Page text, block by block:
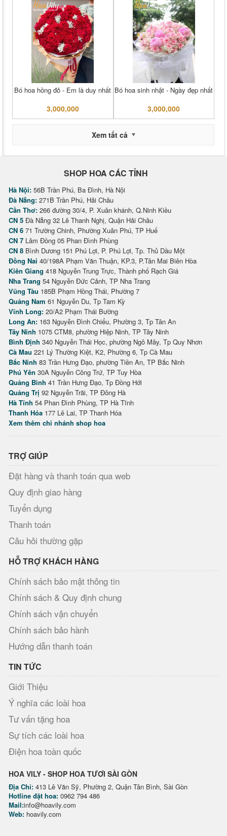
Bó hoa hồng đỏ - Em là duy nhất
3,000,000
Bó hoa sinh nhật - Ngày đẹp nhất
3,000,000
Xem tất cả
SHOP HOA CÁC TỈNH
Hà Nội: 56B Trần Phú, Ba Đình, Hà Nội
Đà Nẵng: 271B Trần Phú, Hải Châu
Cần Thơ: 266 đường 30/4, P. Xuân khánh, Q.Ninh Kiều
CN 5 Đà Nẵng 32 Lê Thanh Nghị, Quận Hải Châu
CN 6 71 Trường Chinh, Phường Xuân Phú, TP Huế
CN 7 Lâm Đồng 05 Phan Đình Phùng
CN 8 Bình Dương 151 Phú Lợi, P. Phú Lợi, Tp. Thủ Dầu Một
Đồng Nai 40/198A Phạm Văn Thuận, KP.3, P.Tân Mai Biên Hòa
Kiên Giang 418 Nguyễn Trung Trực, Thành phố Rạch Giá
Nha Trang 54 Nguyễn Đức Cảnh, TP Nha Trang
Vũng Tàu 185B Phạm Hồng Thái, Phường 7
Quảng Nam 61 Nguyễn Du, Tp Tam Kỳ
Vĩnh Long: 20/A2 Phạm Thái Bường
Long An: 163 Nguyễn Đình Chiểu, Phường 3, Tp Tân An
Tây Ninh 1075 CTM8, phường Hiệp Ninh, TP Tây Ninh
Bình Định 340 Nguyễn Thái Học, phường Ngô Mây, Tp Quy Nhơn
Cà Mau 221 Lý Thường Kiệt, K2, Phường 6, Tp Cà Mau
Bắc Ninh 83 Trần Hưng Đạo, phường Tiền An, TP Bắc Ninh
Phú Yên 30A Nguyễn Công Trứ, TP Tuy Hòa
Quảng Bình 41 Trần Hưng Đạo, Tp Đồng Hới
Quảng Trị 92 Nguyễn Trãi, TP Đông Hà
Hà Tĩnh 54 Phan Đình Phùng, TP Hà Tĩnh
Thanh Hóa 177 Lê Lai, TP Thanh Hóa
Xem thêm chi nhánh shop hoa
TRỢ GIÚP
Đặt hàng và thanh toán qua web
Quy định giao hàng
Tuyển dụng
Thanh toán
Câu hỏi thường gặp
HỖ TRỢ KHÁCH HÀNG
Chính sách bảo mật thông tin
Chính sách & Quy định chung
Chính sách vận chuyển
Chính sách bảo hành
Hướng dẫn thanh toán
TIN TỨC
Giới Thiệu
Ý nghĩa các loài hoa
Tư vấn tặng hoa
Sự tích các loài hoa
Điện hoa toàn quốc
HOA VILY - SHOP HOA TƯƠI SÀI GÒN
Địa Chỉ: 413 Lê Văn Sỹ, Phường 2, Quận Tân Bình, Sài Gòn
Hotline đặt hoa: 0962 794 486
Mail:info@hoavily.com
Web: hoavily.com